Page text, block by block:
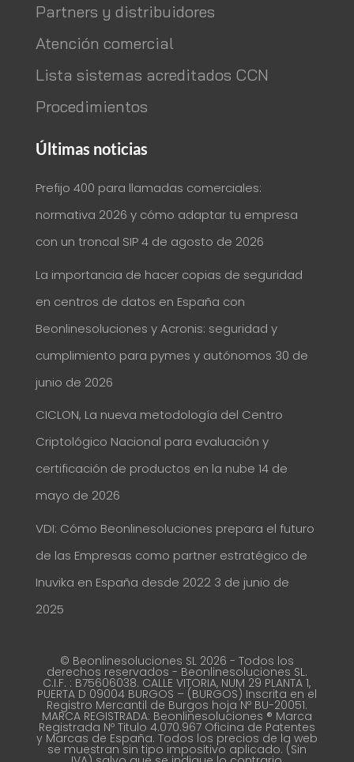
Partners y distribuidores
Atención comercial
Lista sistemas acreditados CCN
Procedimientos
Últimas noticias
Prefijo 400 para llamadas comerciales:
normativa 2026 y cómo adaptar tu empresa
con un troncal SIP 4 de agosto de 2026
La importancia de hacer copias de seguridad
en centros de datos en España con
Beonlinesoluciones y Acronis: seguridad y
cumplimiento para pymes y autónomos 30 de
junio de 2026
CICLON, La nueva metodología del Centro
Criptológico Nacional para evaluación y
certificación de productos en la nube 14 de
mayo de 2026
VDI: Cómo Beonlinesoluciones prepara el futuro
de las Empresas como partner estratégico de
Inuvika en España desde 2022 3 de junio de
2025
© Beonlinesoluciones SL 2026 - Todos los
derechos reservados - Beonlinesoluciones SL.
C.I.F. : B75606038. CALLE VITORIA, NUM 29 PLANTA 1,
PUERTA D 09004 BURGOS – (BURGOS) Inscrita en el
Registro Mercantil de Burgos hoja Nº BU-20051.
MARCA REGISTRADA: Beonlinesoluciones ® Marca
Registrada Nº Titulo 4.070.967 Oficina de Patentes
y Marcas de España. Todos los precios de la web
se muestran sin tipo impositivo aplicado. (Sin